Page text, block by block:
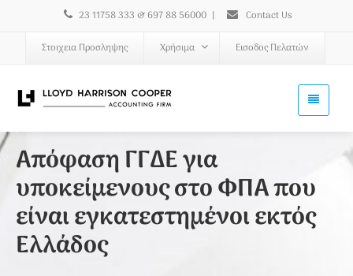
23 11758 333 & 697 88 56000 | Contact Us
Στοιχεια Προσληψης Χρήσιμα Εισοδος Πελατών
Απόφαση ΓΓΔΕ για
υποκείμενους στο ΦΠΑ που
είναι εγκατεστημένοι εκτός
Ελλάδος